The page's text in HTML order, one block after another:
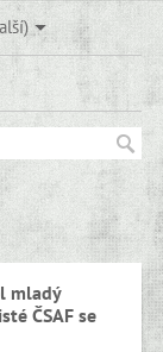
mladý
ČSAF se